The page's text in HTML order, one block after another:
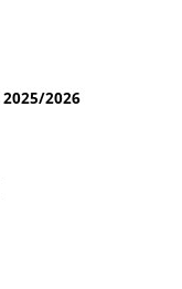
2025/2026